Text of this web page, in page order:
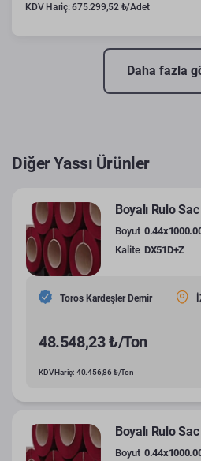
KDV Hariç: 675.299,52 ₺/Adet
Daha fazla
Diğer Yassı Ürünler
Boyalı Rulo Sac
Boyut
Kalite DX51D+Z
Toros Kardeşler Demir
48.548,23 ₺/Ton
KDV Hariç: 40.456,86 ₺/Ton
Boyalı Rulo
Boyut